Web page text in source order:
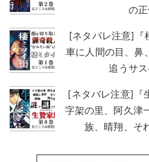
の正
[ネタバレ注意]『
車に人間の目、鼻
追うサス
[ネタバレ注意]『
字架の里、阿久津
族、晴翔、そ